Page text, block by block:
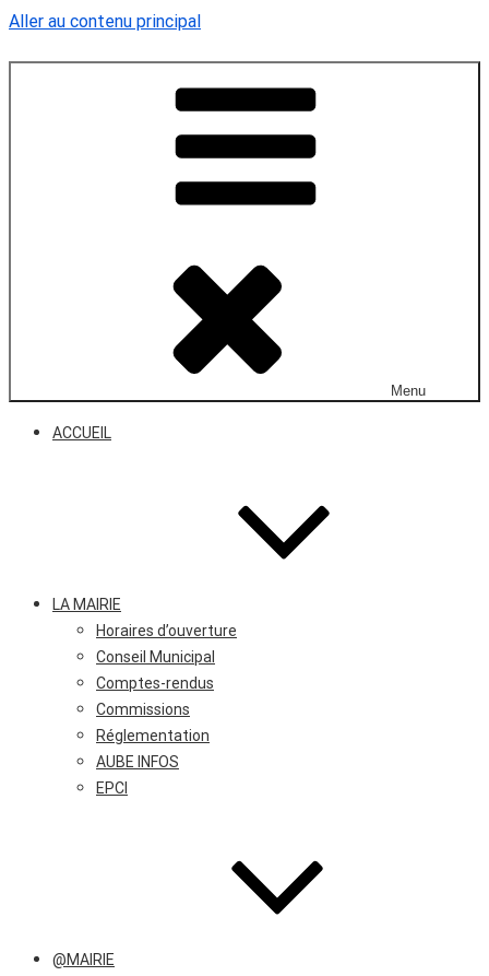
Aller au contenu principal
Menu
ACCUEIL
LA MAIRIE
Horaires d’ouverture
Conseil Municipal
Comptes-rendus
Commissions
Réglementation
AUBE INFOS
EPCI
@MAIRIE